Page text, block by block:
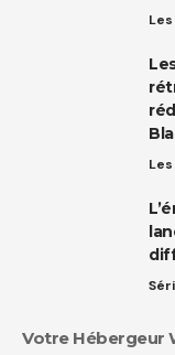
Votre Hébergeur